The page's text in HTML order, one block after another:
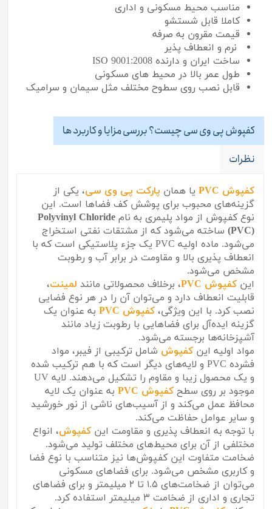
مناسب محیط مسکونی و اداری
کاملا قابل شستشو
قیمت مقرون به صرفه
نرم و انعطاف پذیر
ساخت ایران و دارنده ISO 9001:2008
طول عمر بالا در محیط های مسکونی
قابل نصب روی سطوح مختلف مثل سیمان و سرامیک
کفپوش پی وی سی چیست؟ بررسی مزایا و کاربرد ها
نظرات
کفپوش PVC یا همان پارکت پی وی سی، یکی از
گزینه‌های محبوب برای پوشش کف فضاها است. این
نوع کفپوش از مواد پلیمری به نام Polyvinyl Chloride
(PVC) ساخته می‌شود که از مشتقات نفتی استخراج
می‌شود. ماده اولیه PVC یک جزء پلاستیکی است که با
انعطاف پذیری بالا و مقاومت در برابر آب و رطوبت
مشخص می‌شود.
این کفپوش PVC ، برخلاف محصولاتی مانند لمینت،
قابلیت انعطاف دارد و می‌توان آن را در هر نوع فضایی
نصب کرد. با این ویژگی، کفپوش PVC
به عنوان یک
گزینه ایده‌آل برای فضاهایی با رطوبت زیاد مانند
آشپزخانه‌ها برجسته می‌شود.
مواد اولیه این کفپوش شامل ترکیبی از فیبر، مواد
فشرده PVC و لایه‌های دیگر است که با هم ترکیب شده
و یک محصول زیبا و مقاوم را تشکیل می‌دهند. لایه UV
موجود بر روی سطح کفپوش PVC
به عنوان یک لایه
محافظ عمل می‌کند و از آسیب‌های ناشی از نور خورشید
و سایر عوامل حفاظت می‌کند.
با توجه به انعطاف پذیری و مقاومت این کفپوش، انواع
مختلفی از آن برای محیط‌های مختلف تولید می‌شود.
ضخامت متفاوت این کفپوش‌ها نیز متناسب با نوع فضا
و کاربری مشخص می‌شود. برای فضاهای مسکونی
می‌توان از ضخامت‌های ۱.۵ تا ۲ میلیمتر و برای فضاهای
تجاری و اداری از ضخامت ۳ میلیمتر استفاده کرد.